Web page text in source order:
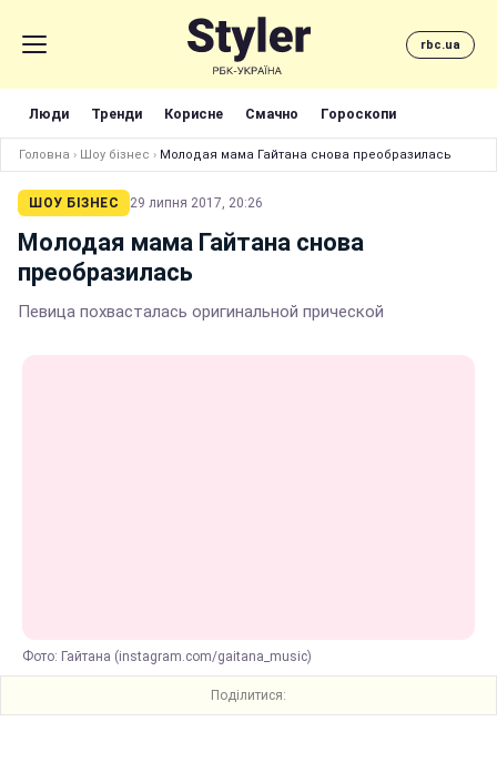
rbc.ua
Люди Тренди Корисне Смачно Гороскопи
Головна › Шоу бізнес › Молодая мама Гайтана снова преобразилась
ШОУ БІЗНЕС 29 липня 2017, 20:26
Молодая мама Гайтана снова
преобразилась
Певица похвасталась оригинальной прической
Фото: Гайтана (instagram.com/gaitana_music)
Поділитися: